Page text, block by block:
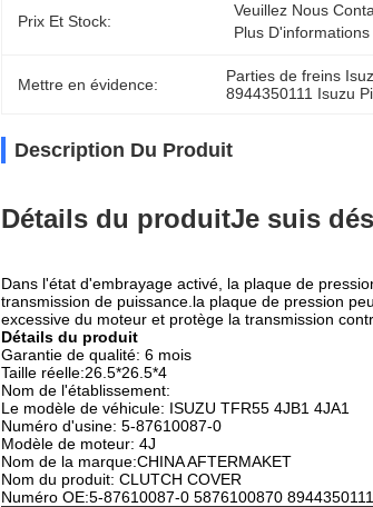
Prix Et Stock:
Veuillez Nous
Plus D'informations
Mettre en évidence: Parties de freins
8944350111 Isuzu
Description Du Produit
Détails du produitJe suis
Dans l'état d'embrayage activé, la plaque de
transmission de puissance.la plaque de pression
excessive du moteur et protège la transmission
Détails du produit
Garantie de qualité: 6 mois
Taille réelle:26.5*26.5*4
Nom de l'établissement:
Le modèle de véhicule: ISUZU TFR55 4JB1 4JA1
Numéro d'usine: 5-87610087-0
Modèle de moteur: 4J
Nom de la marque:CHINA AFTERMAKET
Nom du produit: CLUTCH COVER
Numéro OE:5-87610087-0 5876100870 8944350111